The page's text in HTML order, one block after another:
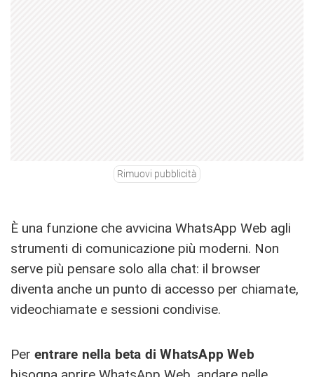
Rimuovi pubblicità
È una funzione che avvicina WhatsApp Web agli
strumenti di comunicazione più moderni. Non
serve più pensare solo alla chat: il browser
diventa anche un punto di accesso per chiamate,
videochiamate e sessioni condivise.
Per entrare nella beta di WhatsApp Web